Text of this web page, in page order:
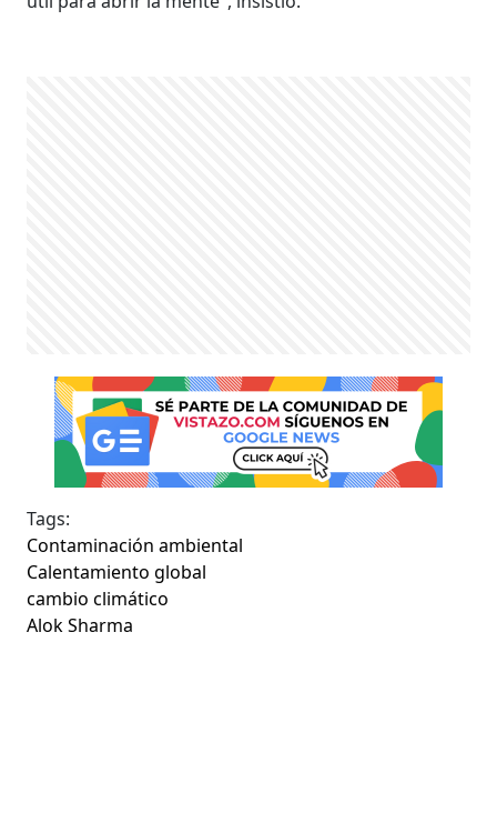
Tags:
Contaminación ambiental
Calentamiento global
cambio climático
Alok Sharma